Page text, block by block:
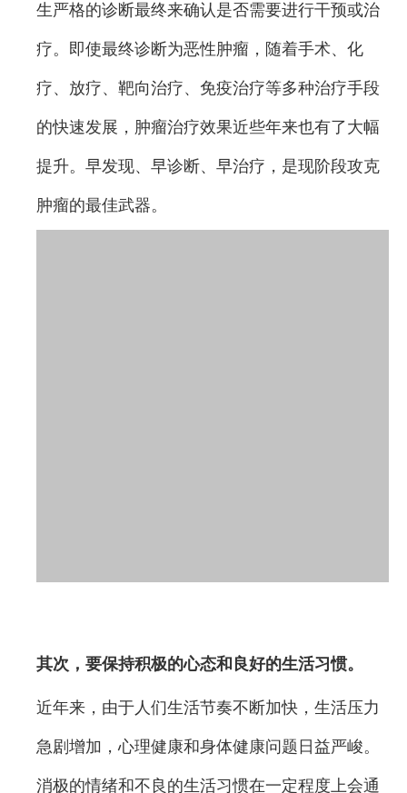
生严格的诊断最终来确认是否需要进行干预或治
疗。即使最终诊断为恶性肿瘤，随着手术、化
疗、放疗、靶向治疗、免疫治疗等多种治疗手段
的快速发展，肿瘤治疗效果近些年来也有了大幅
提升。早发现、早诊断、早治疗，是现阶段攻克
肿瘤的最佳武器。
其次，要保持积极的心态和良好的生活习惯。
近年来，由于人们生活节奏不断加快，生活压力
急剧增加，心理健康和身体健康问题日益严峻。
消极的情绪和不良的生活习惯在一定程度上会通